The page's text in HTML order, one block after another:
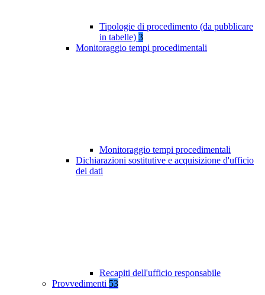
Tipologie di procedimento (da pubblicare
in tabelle) 3
Monitoraggio tempi procedimentali
Monitoraggio tempi procedimentali
Dichiarazioni sostitutive e acquisizione d'ufficio
dei dati
Recapiti dell'ufficio responsabile
Provvedimenti 53